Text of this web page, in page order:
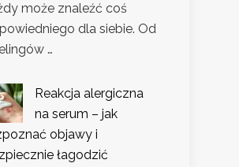
może znaleźć coś
dla siebie. Od
…
Reakcja alergiczna
na serum – jak
objawy i
łagodzić